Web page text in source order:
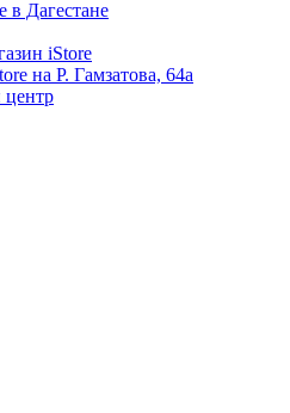
iStore
на Р. Гамзатова, 64а